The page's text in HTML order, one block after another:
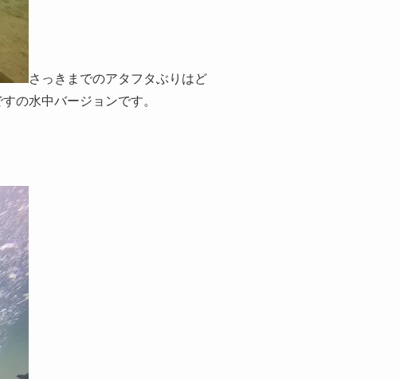
さっきまでのアタフタぶりはど
の水中バージョンです。